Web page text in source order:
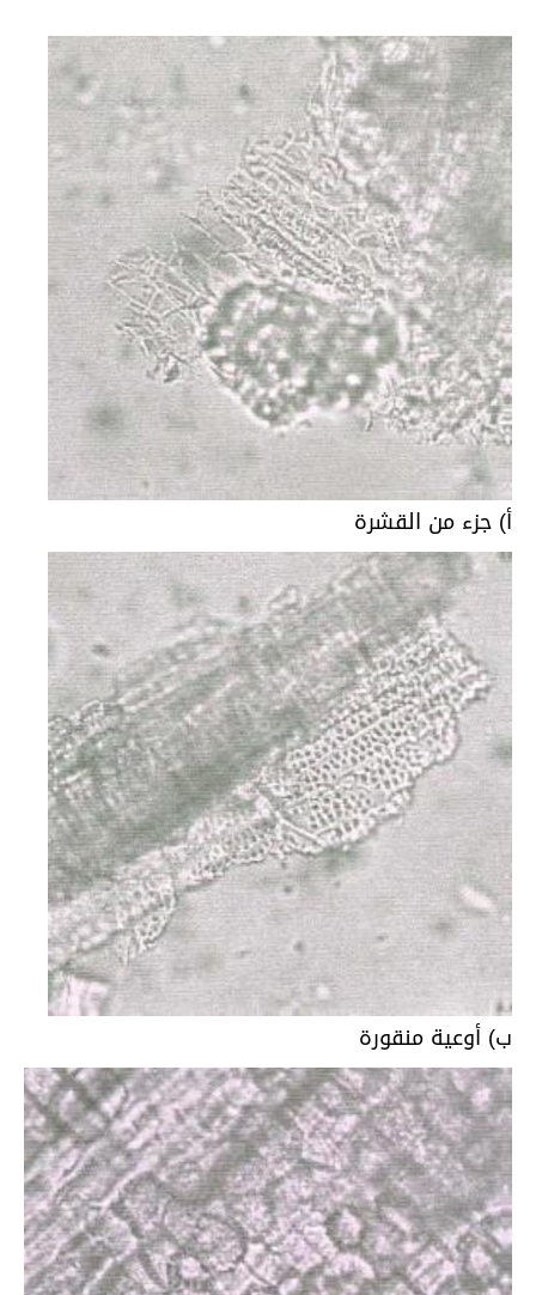
أ) جزء من القشرة
ب) أوعية منقورة